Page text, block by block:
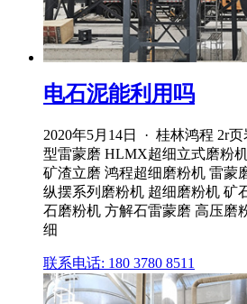
电石泥能利用吗
2020年5月14日 · 桂林鸿程 2r
型雷蒙磨 HLMX超细立式磨粉
矿渣立磨 鸿程超细磨粉机 雷蒙
纵摆系列磨粉机 超细磨粉机 矿
石磨粉机 方解石雷蒙磨 高压磨
细
联系电话: 180 3780 8511